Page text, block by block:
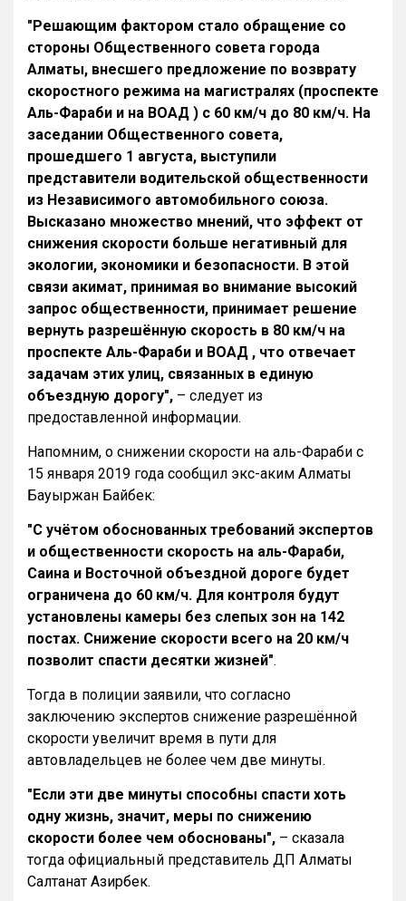
"Решающим фактором стало обращение со
стороны Общественного совета города
Алматы, внесшего предложение по возврату
скоростного режима на магистралях (проспекте
Аль-Фараби и на ВОАД ) с 60 км/ч до 80 км/ч. На
заседании Общественного совета,
прошедшего 1 августа, выступили
представители водительской общественности
из Независимого автомобильного союза.
Высказано множество мнений, что эффект от
снижения скорости больше негативный для
экологии, экономики и безопасности. В этой
связи акимат, принимая во внимание высокий
запрос общественности, принимает решение
вернуть разрешённую скорость в 80 км/ч на
проспекте Аль-Фараби и ВОАД , что отвечает
задачам этих улиц, связанных в единую
объездную дорогу", – следует из
предоставленной информации.
Напомним, о снижении скорости на аль-Фараби с
15 января 2019 года сообщил экс-аким Алматы
Бауыржан Байбек:
"С учётом обоснованных требований экспертов
и общественности скорость на аль-Фараби,
Саина и Восточной объездной дороге будет
ограничена до 60 км/ч. Для контроля будут
установлены камеры без слепых зон на 142
постах. Снижение скорости всего на 20 км/ч
позволит спасти десятки жизней".
Тогда в полиции заявили, что согласно
заключению экспертов снижение разрешённой
скорости увеличит время в пути для
автовладельцев не более чем две минуты.
"Если эти две минуты способны спасти хоть
одну жизнь, значит, меры по снижению
скорости более чем обоснованы", – сказала
тогда официальный представитель ДП Алматы
Салтанат Азирбек.